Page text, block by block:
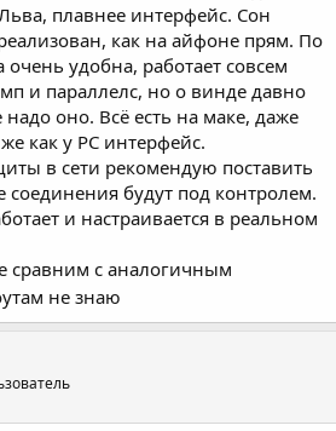
плавнее интерфейс. Сон
как на айфоне прям. По
удобна, работает совсем
и параллелс, но о винде давно
оно. Всё есть на маке, даже
как у PC интерфейс.
в сети рекомендую поставить
соединения будут под контролем.
и настраивается в реальном
сравним с аналогичным
не знаю